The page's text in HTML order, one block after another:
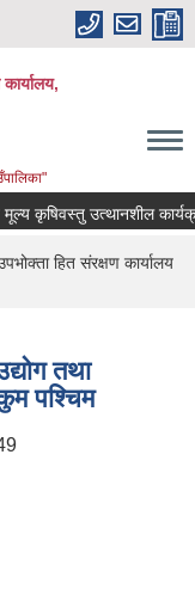
कृषिवस्तु उत्थानशील
हित संरक्षण कार्यालय
तथा
पश्चिम